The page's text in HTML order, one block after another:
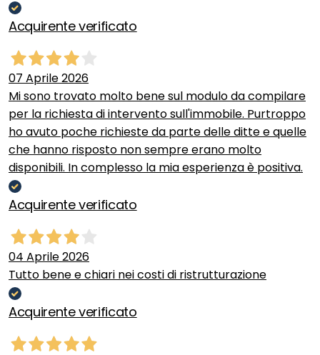
Acquirente verificato
07 Aprile 2026
Mi sono trovato molto bene sul modulo da compilare
per la richiesta di intervento sull'immobile. Purtroppo
ho avuto poche richieste da parte delle ditte e quelle
che hanno risposto non sempre erano molto
disponibili. In complesso la mia esperienza è positiva.
Acquirente verificato
04 Aprile 2026
Tutto bene e chiari nei costi di ristrutturazione
Acquirente verificato